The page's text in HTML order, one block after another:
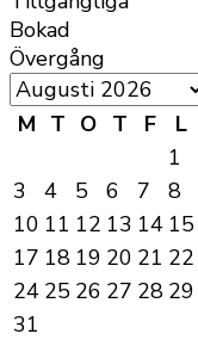
Bokad
Övergång
M T O T F L
1
3
4 5 6 7 8
10 11 12 13 14 15
17 18 19 20 21 22
24 25 26 27 28 29
31